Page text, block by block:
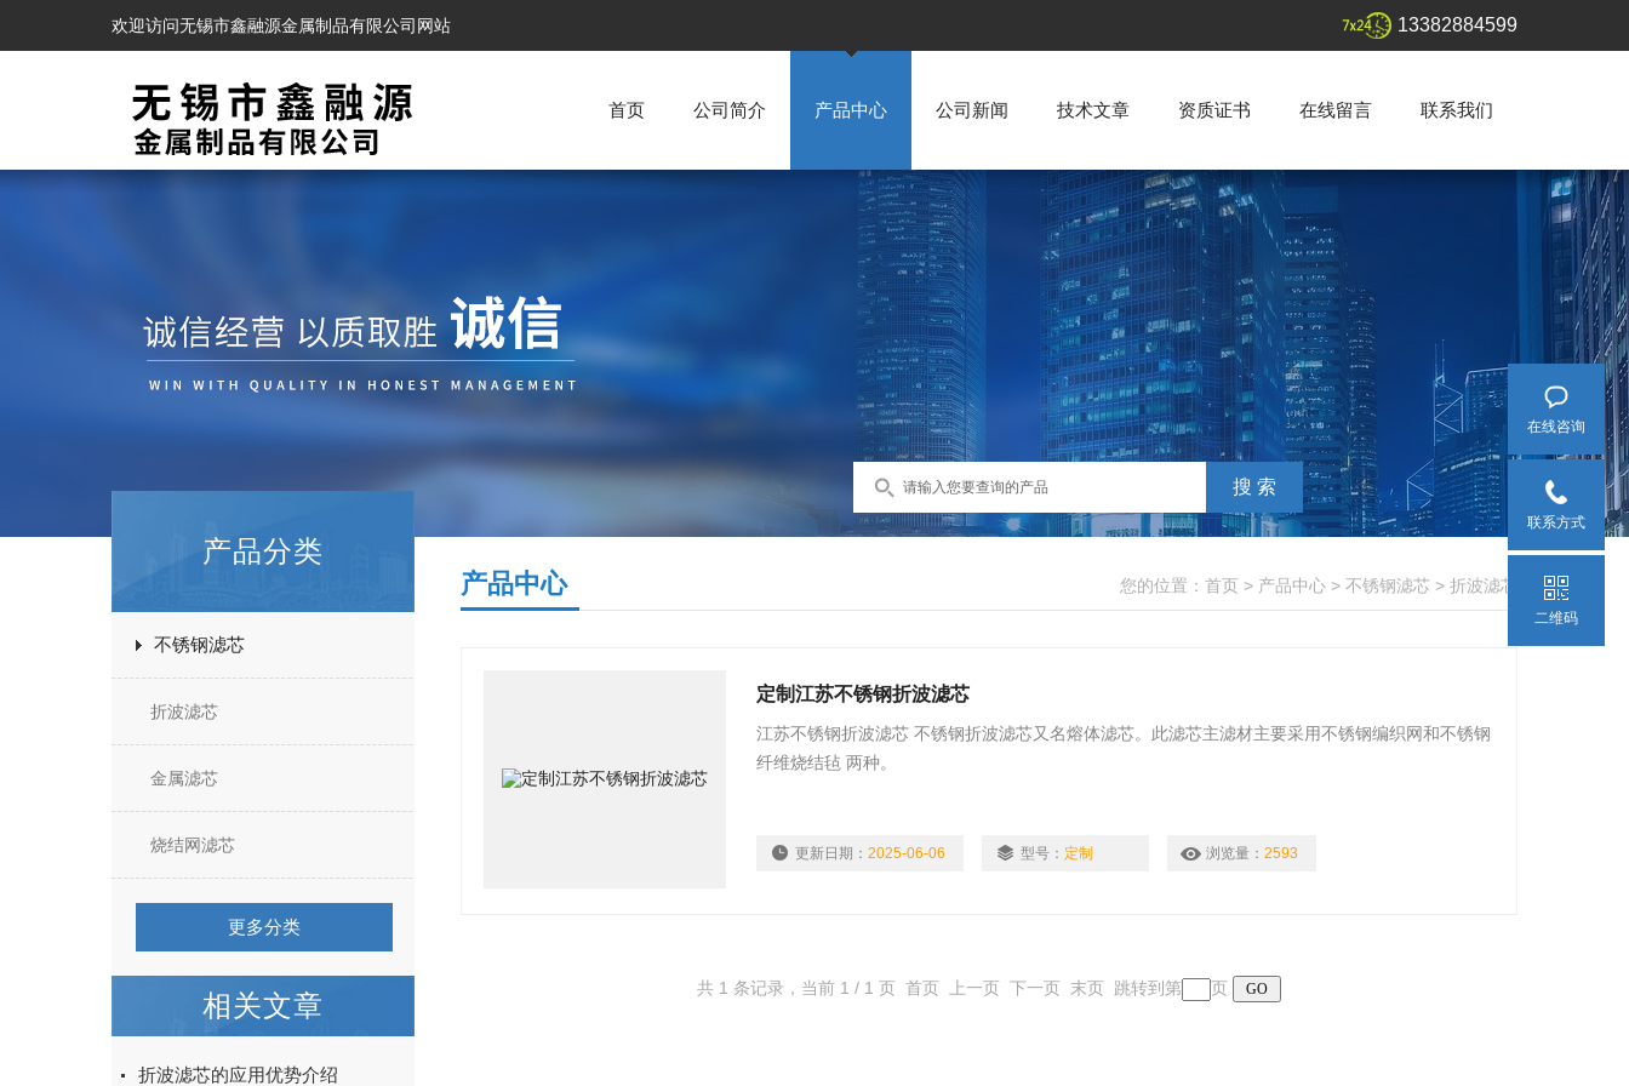
欢迎访问无锡市鑫融源金属制品有限公司网站 13382884599
首页 公司简介 产品中心 公司新闻 技术文章 资质证书 在线留言 联系我们
产品分类
不锈钢滤芯
折波滤芯
金属滤芯
烧结网滤芯
更多分类
相关文章
折波滤芯的应用优势介绍
您的位置： 首页 > 产品中心 > 不锈钢滤芯 > 折波滤芯
产品中心
定制江苏不锈钢折波滤芯
江苏不锈钢折波滤芯 不锈钢折波滤芯又名熔体滤芯。此滤芯主滤材主要采用不锈钢编织网和不锈钢
纤维烧结毡 两种。
更新日期：2025-06-06 型号： 定制 浏览量：2593
共 1 条记录，当前 1 / 1 页 首页 上一页 下一页 末页 跳转到第 页
在线咨询
联系方式
二维码